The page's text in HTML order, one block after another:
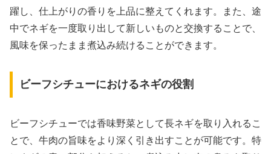
躍し、仕上がりの香りを上品に整えてくれます。また、途
中でネギを一度取り出して新しいものと交換することで、
風味を保ったまま煮込み続けることができます。
ビーフシチューにおけるネギの役割
ビーフシチューでは香味野菜として長ネギを取り入れるこ
とで、牛肉の旨味をより深く引き出すことが可能です。特